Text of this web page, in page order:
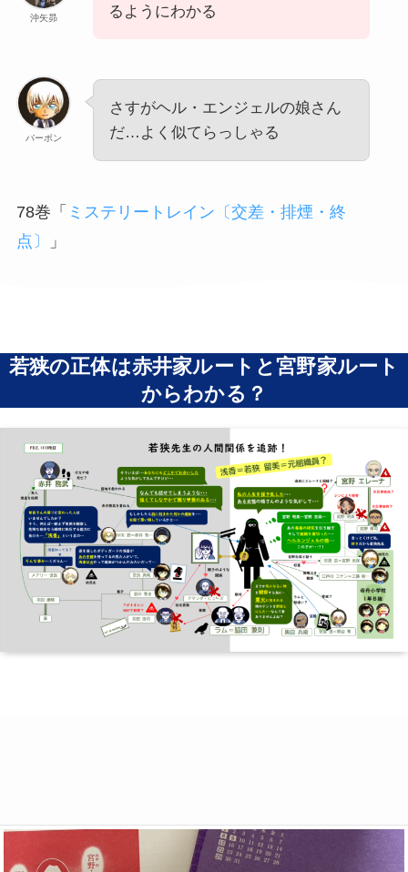
沖矢昴
るようにわかる
バーボン
さすがヘル・エンジェルの娘さん
だ…よく似てらっしゃる
78巻「 ミステリートレイン〔交差・排煙・終
点〕
」
若狭の正体は赤井家ルートと宮野家ルート
からわかる？